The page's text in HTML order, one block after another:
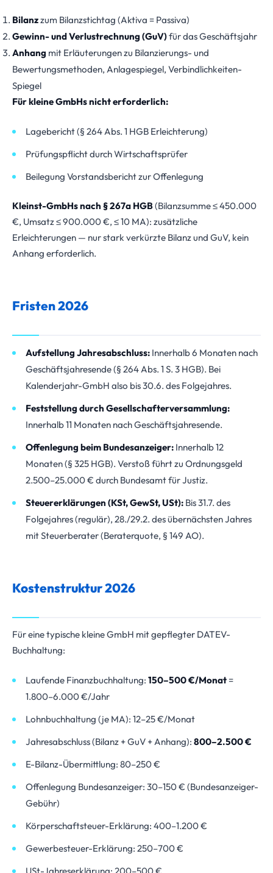
Bilanzzum Bilanzstichtag (Aktiva = Passiva)
Gewinn- und Verlustrechnung (GuV)für das Geschäftsjahr
Anhang mit Erläuterungen zu Bilanzierungs- und
Bewertungsmethoden, Anlagespiegel, Verbindlichkeiten-
Spiegel
Für kleine GmbHs nicht erforderlich:
Lagebericht (§ 264 Abs. 1 HGB Erleichterung)
Prüfungspflicht durch Wirtschaftsprüfer
Beilegung Vorstandsbericht zur Offenlegung
Kleinst-GmbHs nach § 267a HGB(Bilanzsumme ≤ 450.000
€, Umsatz ≤ 900.000 €, ≤ 10 MA): zusätzliche
Erleichterungen — nur stark verkürzte Bilanz und GuV, kein
Anhang erforderlich.
Fristen 2026
Aufstellung Jahresabschluss: Innerhalb 6 Monaten nach
Geschäftsjahresende (§ 264 Abs. 1 S. 3 HGB). Bei
Kalenderjahr-GmbH also bis 30.6. des Folgejahres.
Feststellung durch Gesellschafterversammlung:
Innerhalb 11 Monaten nach Geschäftsjahresende.
Offenlegung beim Bundesanzeiger: Innerhalb 12
Monaten (§ 325 HGB). Verstoß führt zu Ordnungsgeld
2.500–25.000 € durch Bundesamt für Justiz.
Steuererklärungen (KSt, GewSt, USt): Bis 31.7. des
Folgejahres (regulär), 28./29.2. des übernächsten Jahres
mit Steuerberater (Beraterquote, § 149 AO).
Kostenstruktur 2026
Für eine typische kleine GmbH mit gepflegter DATEV-
Buchhaltung:
Laufende Finanzbuchhaltung: 150–500 €/Monat =
1.800–6.000 €/Jahr
Lohnbuchhaltung (je MA): 12–25 €/Monat
Jahresabschluss (Bilanz + GuV + Anhang): 800–2.500 €
E-Bilanz-Übermittlung: 80–250 €
Offenlegung Bundesanzeiger: 30–150 € (Bundesanzeiger-
Gebühr)
Körperschaftsteuer-Erklärung: 400–1.200 €
Gewerbesteuer-Erklärung: 250–700 €